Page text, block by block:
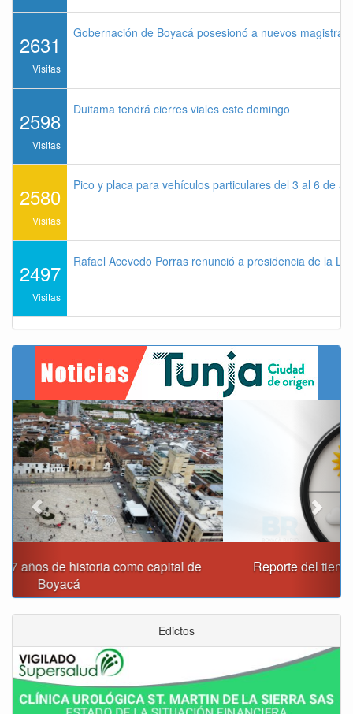
2631
Visitas
Gobernación de Boyacá posesionó a nuevos
2598
Visitas
Duitama tendrá cierres viales este domingo
2580
Visitas
Pico y placa para vehículos particulares del 3 al 6 de
2497
Visitas
Rafael Acevedo Porras renunció a presidencia de la
Reporte del tiempo en Boyacá para el miércoles
Previous
Edictos